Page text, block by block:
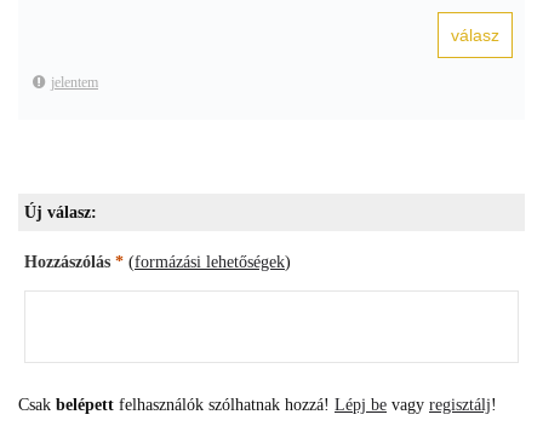
jelentem
Új válasz:
Hozzászólás * (formázási lehetőségek)
Csak belépett felhasználók szólhatnak hozzá! Lépj be vagy regisztálj!